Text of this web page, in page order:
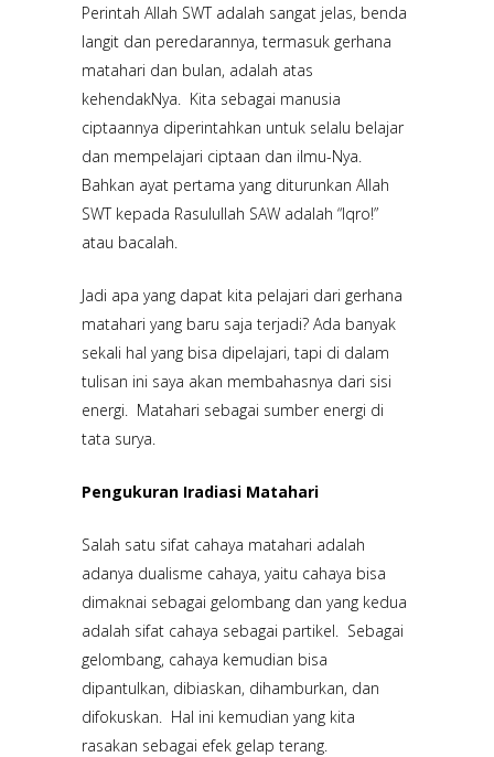
Perintah Allah SWT adalah sangat jelas, benda
langit dan peredarannya, termasuk gerhana
matahari dan bulan, adalah atas
kehendakNya. Kita sebagai manusia
ciptaannya diperintahkan untuk selalu belajar
dan mempelajari ciptaan dan ilmu-Nya.
Bahkan ayat pertama yang diturunkan Allah
SWT kepada Rasulullah SAW adalah “Iqro!”
atau bacalah.
Jadi apa yang dapat kita pelajari dari gerhana
matahari yang baru saja terjadi? Ada banyak
sekali hal yang bisa dipelajari, tapi di dalam
tulisan ini saya akan membahasnya dari sisi
energi. Matahari sebagai sumber energi di
tata surya.
Pengukuran Iradiasi Matahari
Salah satu sifat cahaya matahari adalah
adanya dualisme cahaya, yaitu cahaya bisa
dimaknai sebagai gelombang dan yang kedua
adalah sifat cahaya sebagai partikel. Sebagai
gelombang, cahaya kemudian bisa
dipantulkan, dibiaskan, dihamburkan, dan
difokuskan. Hal ini kemudian yang kita
rasakan sebagai efek gelap terang.